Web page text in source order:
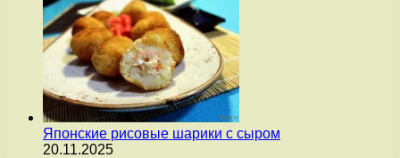
Японские рисовые шарики с сыром
20.11.2025